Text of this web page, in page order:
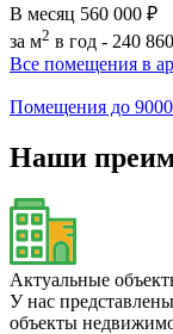
В месяц 560 000 ₽
за м2 в год - 240
Все помещения в
Помещения до
Наши
Актуальные
У нас
объекты